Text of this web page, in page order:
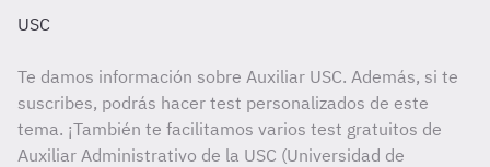
USC
Te damos información sobre Auxiliar USC. Además, si te
suscribes, podrás hacer test personalizados de este
tema. ¡También te facilitamos varios test gratuitos de
Auxiliar Administrativo de la USC (Universidad de